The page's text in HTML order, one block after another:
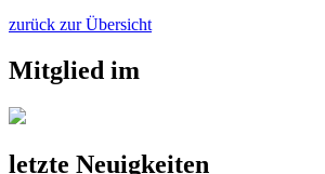
zurück zur Übersicht
Mitglied im
letzte Neuigkeiten